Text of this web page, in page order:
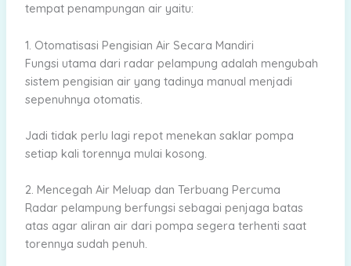
tempat penampungan air yaitu:
1. Otomatisasi Pengisian Air Secara Mandiri
Fungsi utama dari radar pelampung adalah mengubah
sistem pengisian air yang tadinya manual menjadi
sepenuhnya otomatis.
Jadi tidak perlu lagi repot menekan saklar pompa
setiap kali torennya mulai kosong.
2. Mencegah Air Meluap dan Terbuang Percuma
Radar pelampung berfungsi sebagai penjaga batas
atas agar aliran air dari pompa segera terhenti saat
torennya sudah penuh.